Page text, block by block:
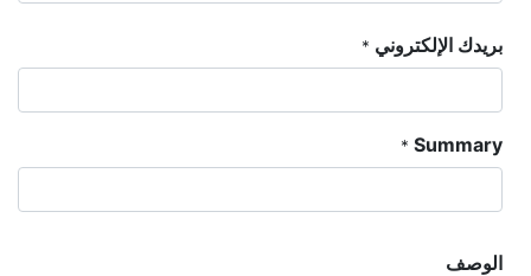
بريدك الإلكتروني *
Summary
*
الوصف